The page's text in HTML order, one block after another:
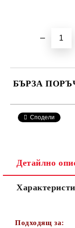
БЪРЗА
Ние ще се свържем
Сподели
Детайлно
Подходящ за: